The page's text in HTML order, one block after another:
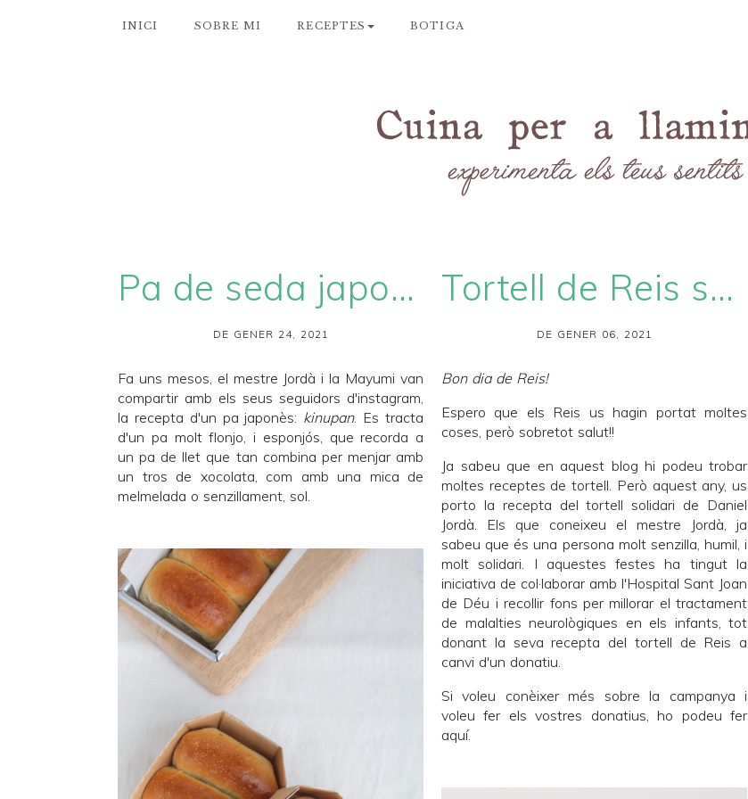
INICI SOBRE MI RECEPTES BOTIGA
Pa de seda japonès ( kinupan )
DE GENER 24, 2021
Fa uns mesos, el mestre Jordà i la Mayumi van
compartir amb els seus seguidors d'instagram,
la recepta d'un pa japonès: kinupan. Es tracta
d'un pa molt flonjo, i esponjós, que recorda a
un pa de llet que tan combina per menjar amb
un tros de xocolata, com amb una mica de
melmelada o senzillament, sol.
Tortell de Reis solidari de Daniel Jordà
DE GENER 06, 2021
Bon dia de Reis!
Espero que els Reis us hagin portat moltes
coses, però sobretot salut!!
Ja sabeu que en aquest blog hi podeu trobar
moltes receptes de tortell. Però aquest any, us
porto la recepta del tortell solidari de Daniel
Jordà. Els que coneixeu el mestre Jordà, ja
sabeu que és una persona molt senzilla, humil, i
molt solidari. I aquestes festes ha tingut la
iniciativa de col·laborar amb l'Hospital Sant Joan
de Déu i recollir fons per millorar el tractament
de malalties neurològiques en els infants, tot
donant la seva recepta del tortell de Reis a
canvi d'un donatiu.
Si voleu conèixer més sobre la campanya i
voleu fer els vostres donatius, ho podeu fer
aquí.